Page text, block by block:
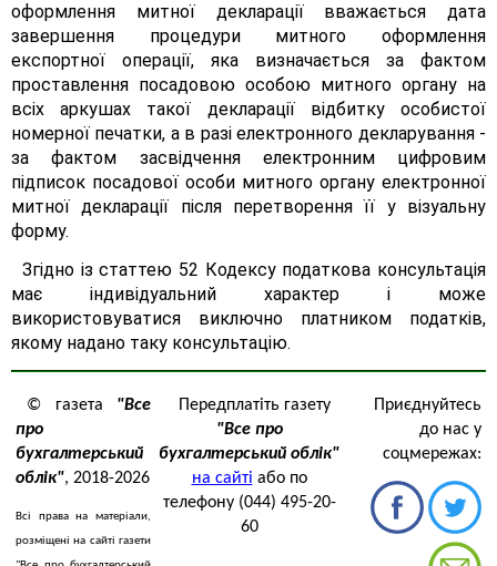
оформлення митної декларації вважається дата
завершення процедури митного оформлення
експортної операції, яка визначається за фактом
проставлення посадовою особою митного органу на
всіх аркушах такої декларації відбитку особистої
номерної печатки, а в разі електронного декларування -
за фактом засвідчення електронним цифровим
підписок посадової особи митного органу електронної
митної декларації після перетворення її у візуальну
форму.
Згідно із статтею 52 Кодексу податкова консультація
має індивідуальний характер і може
використовуватися виключно платником податків,
якому надано таку консультацію.
© газета "Все
про
бухгалтерський
облік", 2018-2026
Всі права на матеріали,
розміщені на сайті газети
Передплатіть газету
"Все про
бухгалтерський облік"
на сайті або по
телефону (044) 495-20-
60
Приєднуйтесь
до нас у
соцмережах: